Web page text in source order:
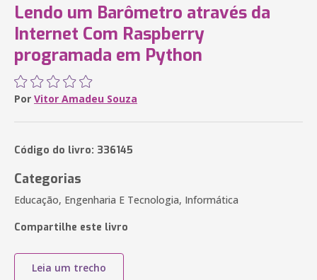
Lendo um Barômetro através da
Internet Com Raspberry
programada em Python
Por Vitor Amadeu Souza
Código do livro: 336145
Categorias
Educação, Engenharia E Tecnologia, Informática
Compartilhe este livro
Leia um trecho